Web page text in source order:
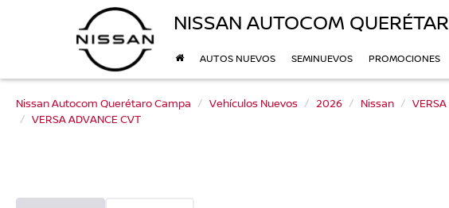
NISSAN AUTOCOM
AUTOS NUEVOS SEMINUEVOS PROMOCIONES
Nissan Autocom Querétaro Campa Vehículos Nuevos 2026 Nissan
VERSA
VERSA ADVANCE CVT